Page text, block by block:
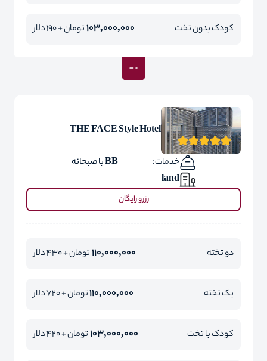
کودک بدون تخت 103,000,000تومان + 190 دلار
THE FACE Style Hotel
خدمات:
BB با صبحانه
land
رزرو رایگان
دو تخته 110,000,000تومان + 430 دلار
یک تخته 110,000,000تومان + 720 دلار
کودک با تخت 103,000,000تومان + 420 دلار